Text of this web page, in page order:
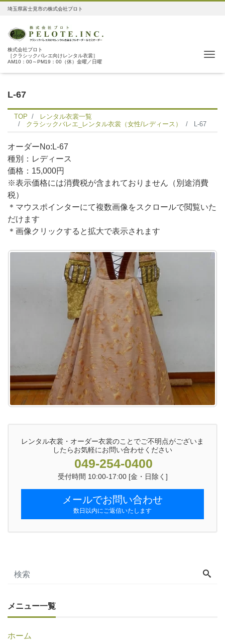
埼玉県富士見市の株式会社プロト
株式会社プロト
［クラシックバレエ向けレンタル衣裳］
AM10：00～PM19：00（休）金曜／日曜
L-67
TOP
レンタル衣裳一覧
クラシックバレエ_レンタル衣裳（女性/レディース）
L-67
オーダーNo:L-67
種別：レディース
価格：15,000円
※表示価格には消費税が含まれておりません（別途消費
税）
＊マウスポインターにて複数画像をスクロールで閲覧いた
だけます
＊画像クリックすると拡大で表示されます
レンタル衣裳・オーダー衣裳のことでご不明点がございま
したらお気軽にお問い合わせください
049-254-0400
受付時間 10:00-17:00 [金・日除く]
メールでお問い合わせ
数日以内にご返信いたします
メニュー一覧
ホーム